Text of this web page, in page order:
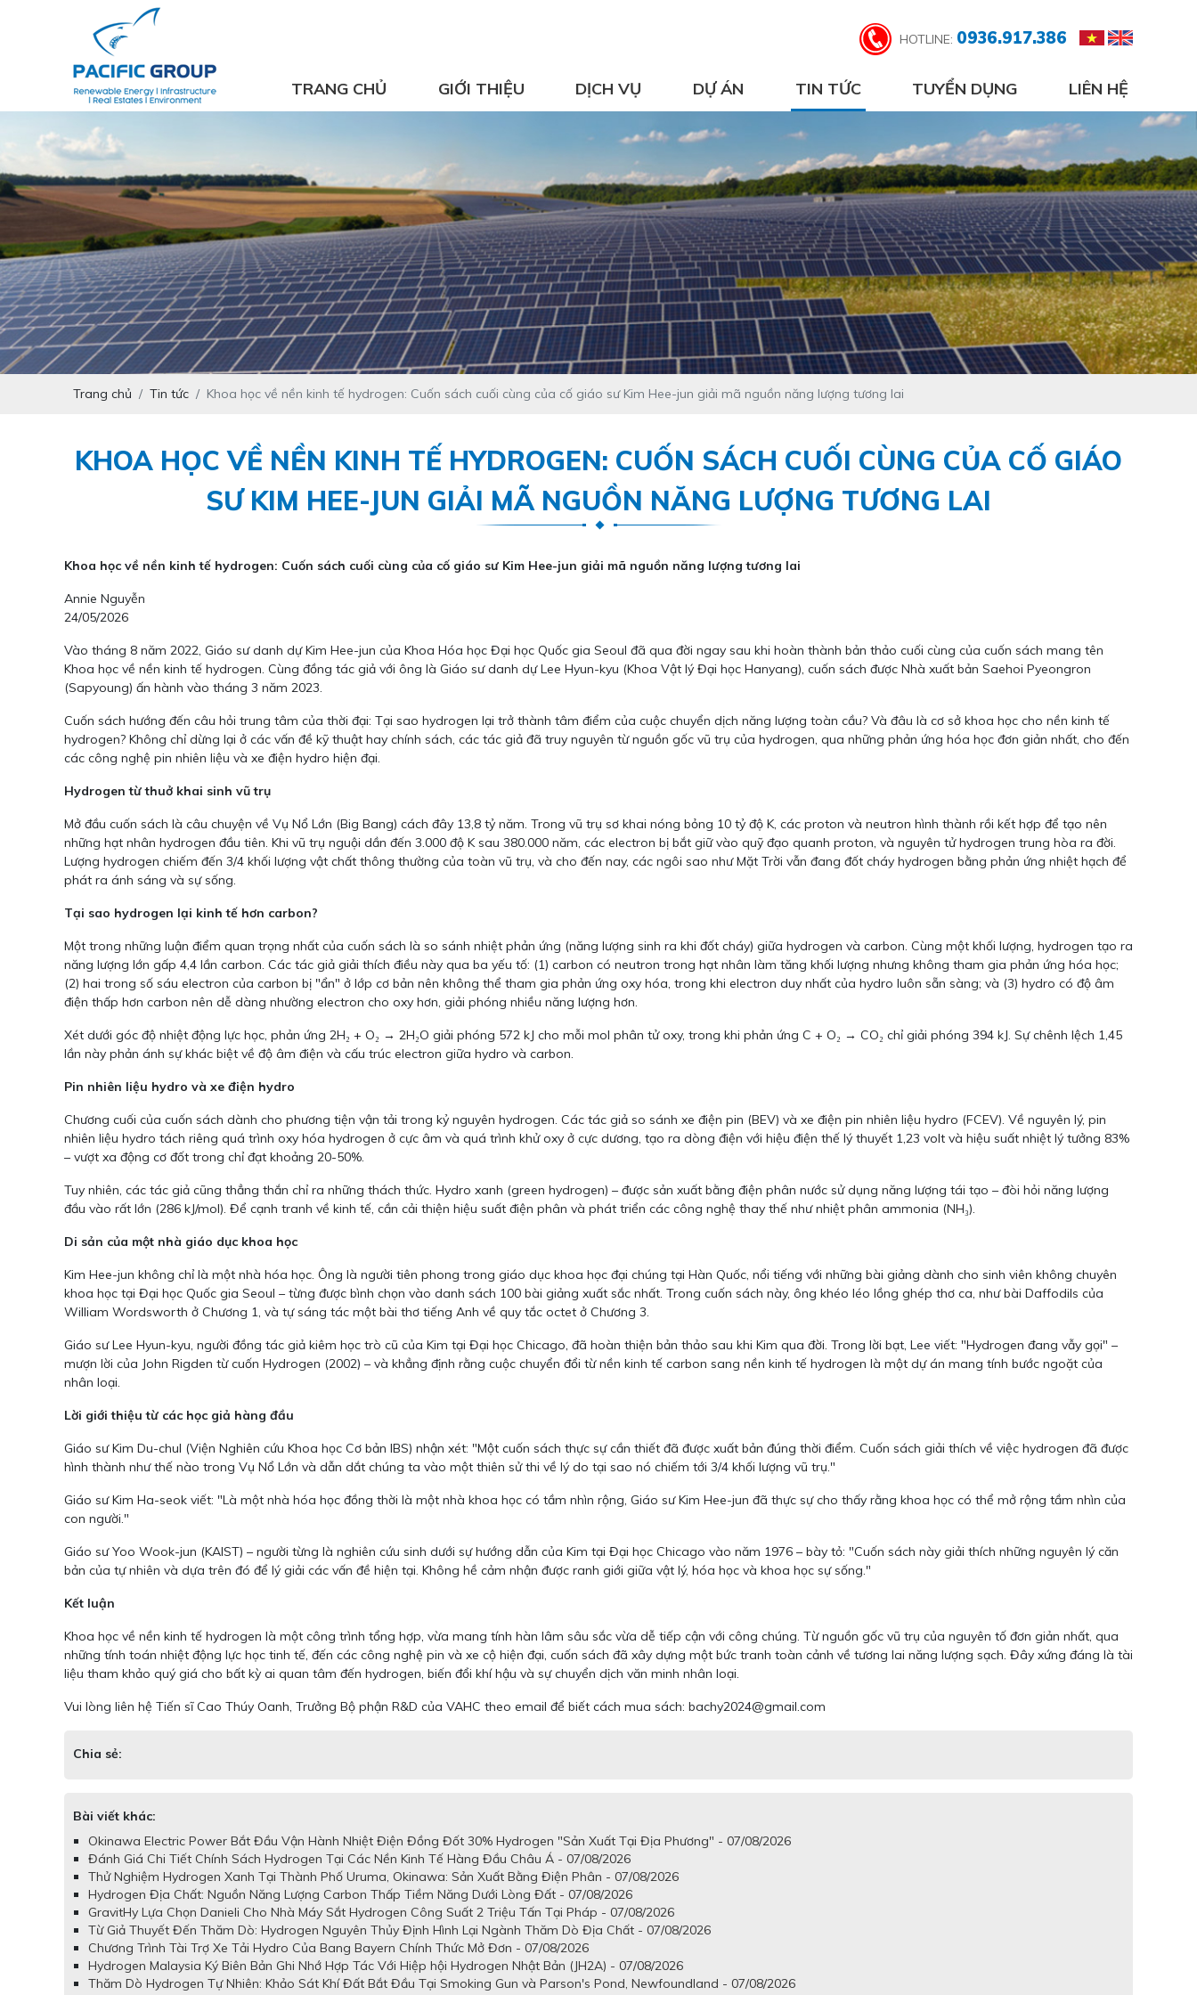
HOTLINE: 0936.917.386
TRANG CHỦ GIỚI THIỆU DỊCH VỤ DỰ ÁN TIN TỨC TUYỂN DỤNG LIÊN HỆ
Trang chủ Tin tức Khoa học về nền kinh tế hydrogen: Cuốn sách cuối cùng của cố giáo sư Kim Hee-jun giải mã nguồn năng lượng tương lai
KHOA HỌC VỀ NỀN KINH TẾ HYDROGEN: CUỐN SÁCH CUỐI CÙNG CỦA CỐ GIÁO
SƯ KIM HEE-JUN GIẢI MÃ NGUỒN NĂNG LƯỢNG TƯƠNG LAI
Khoa học về nền kinh tế hydrogen: Cuốn sách cuối cùng của cố giáo sư Kim Hee-jun giải mã nguồn năng lượng tương lai
Annie Nguyễn
24/05/2026
Vào tháng 8 năm 2022, Giáo sư danh dự Kim Hee-jun của Khoa Hóa học Đại học Quốc gia Seoul đã qua đời ngay sau khi hoàn thành bản thảo cuối cùng của cuốn sách mang tên
Khoa học về nền kinh tế hydrogen. Cùng đồng tác giả với ông là Giáo sư danh dự Lee Hyun-kyu (Khoa Vật lý Đại học Hanyang), cuốn sách được Nhà xuất bản Saehoi Pyeongron
(Sapyoung) ấn hành vào tháng 3 năm 2023.
Cuốn sách hướng đến câu hỏi trung tâm của thời đại: Tại sao hydrogen lại trở thành tâm điểm của cuộc chuyển dịch năng lượng toàn cầu? Và đâu là cơ sở khoa học cho nền kinh tế
hydrogen? Không chỉ dừng lại ở các vấn đề kỹ thuật hay chính sách, các tác giả đã truy nguyên từ nguồn gốc vũ trụ của hydrogen, qua những phản ứng hóa học đơn giản nhất, cho đến
các công nghệ pin nhiên liệu và xe điện hydro hiện đại.
Hydrogen từ thuở khai sinh vũ trụ
Mở đầu cuốn sách là câu chuyện về Vụ Nổ Lớn (Big Bang) cách đây 13,8 tỷ năm. Trong vũ trụ sơ khai nóng bỏng 10 tỷ độ K, các proton và neutron hình thành rồi kết hợp để tạo nên
những hạt nhân hydrogen đầu tiên. Khi vũ trụ nguội dần đến 3.000 độ K sau 380.000 năm, các electron bị bắt giữ vào quỹ đạo quanh proton, và nguyên tử hydrogen trung hòa ra đời.
Lượng hydrogen chiếm đến 3/4 khối lượng vật chất thông thường của toàn vũ trụ, và cho đến nay, các ngôi sao như Mặt Trời vẫn đang đốt cháy hydrogen bằng phản ứng nhiệt hạch để
phát ra ánh sáng và sự sống.
Tại sao hydrogen lại kinh tế hơn carbon?
Một trong những luận điểm quan trọng nhất của cuốn sách là so sánh nhiệt phản ứng (năng lượng sinh ra khi đốt cháy) giữa hydrogen và carbon. Cùng một khối lượng, hydrogen tạo ra
năng lượng lớn gấp 4,4 lần carbon. Các tác giả giải thích điều này qua ba yếu tố: (1) carbon có neutron trong hạt nhân làm tăng khối lượng nhưng không tham gia phản ứng hóa học;
(2) hai trong số sáu electron của carbon bị "ẩn" ở lớp cơ bản nên không thể tham gia phản ứng oxy hóa, trong khi electron duy nhất của hydro luôn sẵn sàng; và (3) hydro có độ âm
điện thấp hơn carbon nên dễ dàng nhường electron cho oxy hơn, giải phóng nhiều năng lượng hơn.
Xét dưới góc độ nhiệt động lực học, phản ứng 2H₂ + O₂ → 2H₂O giải phóng 572 kJ cho mỗi mol phân tử oxy, trong khi phản ứng C + O₂ → CO₂ chỉ giải phóng 394 kJ. Sự chênh lệch 1,45
lần này phản ánh sự khác biệt về độ âm điện và cấu trúc electron giữa hydro và carbon.
Pin nhiên liệu hydro và xe điện hydro
Chương cuối của cuốn sách dành cho phương tiện vận tải trong kỷ nguyên hydrogen. Các tác giả so sánh xe điện pin (BEV) và xe điện pin nhiên liệu hydro (FCEV). Về nguyên lý, pin
nhiên liệu hydro tách riêng quá trình oxy hóa hydrogen ở cực âm và quá trình khử oxy ở cực dương, tạo ra dòng điện với hiệu điện thế lý thuyết 1,23 volt và hiệu suất nhiệt lý tưởng 83%
– vượt xa động cơ đốt trong chỉ đạt khoảng 20-50%.
Tuy nhiên, các tác giả cũng thẳng thắn chỉ ra những thách thức. Hydro xanh (green hydrogen) – được sản xuất bằng điện phân nước sử dụng năng lượng tái tạo – đòi hỏi năng lượng
đầu vào rất lớn (286 kJ/mol). Để cạnh tranh về kinh tế, cần cải thiện hiệu suất điện phân và phát triển các công nghệ thay thế như nhiệt phân ammonia (NH₃).
Di sản của một nhà giáo dục khoa học
Kim Hee-jun không chỉ là một nhà hóa học. Ông là người tiên phong trong giáo dục khoa học đại chúng tại Hàn Quốc, nổi tiếng với những bài giảng dành cho sinh viên không chuyên
khoa học tại Đại học Quốc gia Seoul – từng được bình chọn vào danh sách 100 bài giảng xuất sắc nhất. Trong cuốn sách này, ông khéo léo lồng ghép thơ ca, như bài Daffodils của
William Wordsworth ở Chương 1, và tự sáng tác một bài thơ tiếng Anh về quy tắc octet ở Chương 3.
Giáo sư Lee Hyun-kyu, người đồng tác giả kiêm học trò cũ của Kim tại Đại học Chicago, đã hoàn thiện bản thảo sau khi Kim qua đời. Trong lời bạt, Lee viết: "Hydrogen đang vẫy gọi" –
mượn lời của John Rigden từ cuốn Hydrogen (2002) – và khẳng định rằng cuộc chuyển đổi từ nền kinh tế carbon sang nền kinh tế hydrogen là một dự án mang tính bước ngoặt của
nhân loại.
Lời giới thiệu từ các học giả hàng đầu
Giáo sư Kim Du-chul (Viện Nghiên cứu Khoa học Cơ bản IBS) nhận xét: "Một cuốn sách thực sự cần thiết đã được xuất bản đúng thời điểm. Cuốn sách giải thích về việc hydrogen đã được
hình thành như thế nào trong Vụ Nổ Lớn và dẫn dắt chúng ta vào một thiên sử thi về lý do tại sao nó chiếm tới 3/4 khối lượng vũ trụ."
Giáo sư Kim Ha-seok viết: "Là một nhà hóa học đồng thời là một nhà khoa học có tầm nhìn rộng, Giáo sư Kim Hee-jun đã thực sự cho thấy rằng khoa học có thể mở rộng tầm nhìn của
con người."
Giáo sư Yoo Wook-jun (KAIST) – người từng là nghiên cứu sinh dưới sự hướng dẫn của Kim tại Đại học Chicago vào năm 1976 – bày tỏ: "Cuốn sách này giải thích những nguyên lý căn
bản của tự nhiên và dựa trên đó để lý giải các vấn đề hiện tại. Không hề cảm nhận được ranh giới giữa vật lý, hóa học và khoa học sự sống."
Kết luận
Khoa học về nền kinh tế hydrogen là một công trình tổng hợp, vừa mang tính hàn lâm sâu sắc vừa dễ tiếp cận với công chúng. Từ nguồn gốc vũ trụ của nguyên tố đơn giản nhất, qua
những tính toán nhiệt động lực học tinh tế, đến các công nghệ pin và xe cộ hiện đại, cuốn sách đã xây dựng một bức tranh toàn cảnh về tương lai năng lượng sạch. Đây xứng đáng là tài
liệu tham khảo quý giá cho bất kỳ ai quan tâm đến hydrogen, biến đổi khí hậu và sự chuyển dịch văn minh nhân loại.
Vui lòng liên hệ Tiến sĩ Cao Thúy Oanh, Trưởng Bộ phận R&D của VAHC theo email để biết cách mua sách: bachy2024@gmail.com
Chia sẻ:
Bài viết khác:
Okinawa Electric Power Bắt Đầu Vận Hành Nhiệt Điện Đồng Đốt 30% Hydrogen "Sản Xuất Tại Địa Phương" - 07/08/2026
Đánh Giá Chi Tiết Chính Sách Hydrogen Tại Các Nền Kinh Tế Hàng Đầu Châu Á - 07/08/2026
Thử Nghiệm Hydrogen Xanh Tại Thành Phố Uruma, Okinawa: Sản Xuất Bằng Điện Phân - 07/08/2026
Hydrogen Địa Chất: Nguồn Năng Lượng Carbon Thấp Tiềm Năng Dưới Lòng Đất - 07/08/2026
GravitHy Lựa Chọn Danieli Cho Nhà Máy Sắt Hydrogen Công Suất 2 Triệu Tấn Tại Pháp - 07/08/2026
Từ Giả Thuyết Đến Thăm Dò: Hydrogen Nguyên Thủy Định Hình Lại Ngành Thăm Dò Địa Chất - 07/08/2026
Chương Trình Tài Trợ Xe Tải Hydro Của Bang Bayern Chính Thức Mở Đơn - 07/08/2026
Hydrogen Malaysia Ký Biên Bản Ghi Nhớ Hợp Tác Với Hiệp hội Hydrogen Nhật Bản (JH2A) - 07/08/2026
Thăm Dò Hydrogen Tự Nhiên: Khảo Sát Khí Đất Bắt Đầu Tại Smoking Gun và Parson's Pond, Newfoundland - 07/08/2026